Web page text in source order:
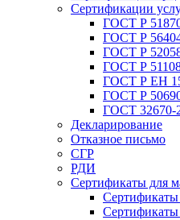
Сертификации
ГОСТ Р
ГОСТ Р
ГОСТ Р
ГОСТ Р
ГОСТ Р ЕН
ГОСТ Р
ГОСТ 32670-
Декларирование
Отказное письмо
СГР
РДИ
Сертификаты для
Сертификаты
Сертификаты